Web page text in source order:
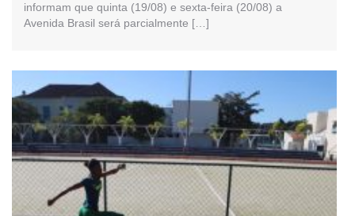
informam que quinta (19/08) e sexta-feira (20/08) a
Avenida Brasil será parcialmente […]